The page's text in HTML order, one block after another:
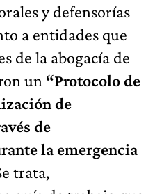
y defensorías
a entidades que
de la abogacía de
un “Protocolo de
de
de
la emergencia
trata,